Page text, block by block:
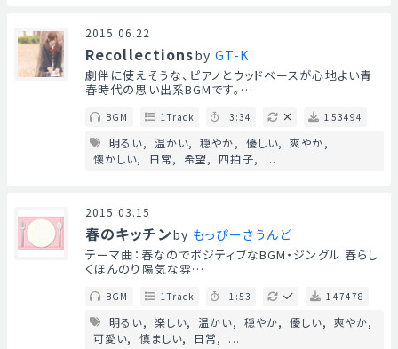
2015.06.22
Recollectionsby GT-K
劇伴に使えそうな、ピアノとウッドベースが心地よい青
春時代の思い出系BGMです。…
BGM 1Track 3:34 153494
明るい 温かい 穏やか 優しい
爽やか
懐かしい
日常 希望 四拍子 ...
2015.03.15
春のキッチンby もっぴーさうんど
テーマ曲：春なのでポジティブなBGM・ジングル 春らし
くほんのり陽気な雰…
BGM 1Track 1:53 147478
明るい 楽しい 温かい 穏やか 優しい
爽やか
可愛い
慎ましい 日常 ...